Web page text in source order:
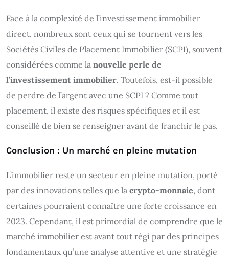
Face à la complexité de l’investissement immobilier
direct, nombreux sont ceux qui se tournent vers les
Sociétés Civiles de Placement Immobilier (SCPI), souvent
considérées comme la nouvelle perle de
l’investissement immobilier. Toutefois, est-il possible
de perdre de l’argent avec une SCPI ? Comme tout
placement, il existe des risques spécifiques et il est
conseillé de bien se renseigner avant de franchir le pas.
Conclusion : Un marché en pleine mutation
L’immobilier reste un secteur en pleine mutation, porté
par des innovations telles que la crypto-monnaie, dont
certaines pourraient connaître une forte croissance en
2023. Cependant, il est primordial de comprendre que le
marché immobilier est avant tout régi par des principes
fondamentaux qu’une analyse attentive et une stratégie